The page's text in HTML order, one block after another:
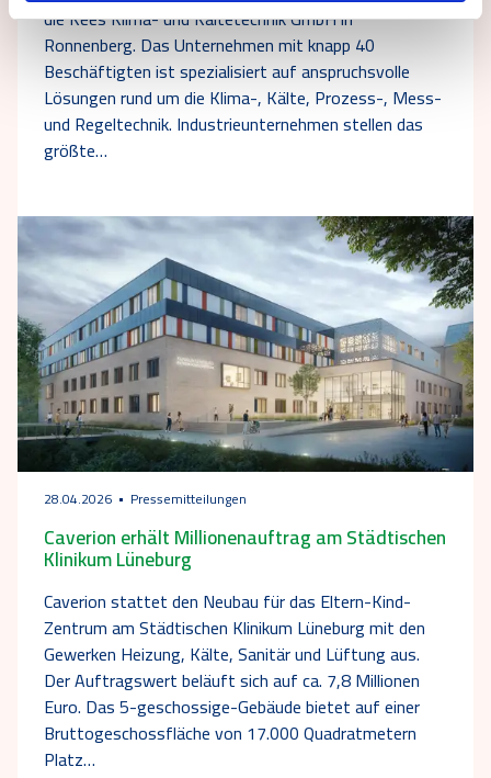
die Kees Klima- und Kältetechnik GmbH in
Ronnenberg. Das Unternehmen mit knapp 40
Beschäftigten ist spezialisiert auf anspruchsvolle
Lösungen rund um die Klima-, Kälte, Prozess-, Mess-
und Regeltechnik. Industrieunternehmen stellen das
größte…
28.04.2026 Pressemitteilungen
Caverion erhält Millionenauftrag am Städtischen
Klinikum Lüneburg
Caverion stattet den Neubau für das Eltern-Kind-
Zentrum am Städtischen Klinikum Lüneburg mit den
Gewerken Heizung, Kälte, Sanitär und Lüftung aus.
Der Auftragswert beläuft sich auf ca. 7,8 Millionen
Euro. Das 5-geschossige-Gebäude bietet auf einer
Bruttogeschossfläche von 17.000 Quadratmetern
Platz…